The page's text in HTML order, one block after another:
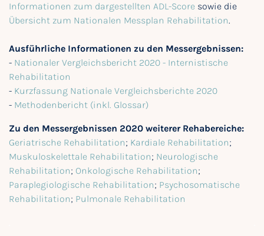
Informationen zum dargestellten ADL-Score sowie die
Übersicht zum Nationalen Messplan Rehabilitation.
Ausführliche Informationen zu den Messergebnissen:
- Nationaler Vergleichsbericht 2020 - Internistische
Rehabilitation
- Kurzfassung Nationale Vergleichsberichte 2020
- Methodenbericht (inkl. Glossar)
Zu den Messergebnissen 2020 weiterer Rehabereiche:
Geriatrische Rehabilitation; Kardiale Rehabilitation;
Muskuloskelettale Rehabilitation; Neurologische
Rehabilitation; Onkologische Rehabilitation;
Paraplegiologische Rehabilitation; Psychosomatische
Rehabilitation; Pulmonale Rehabilitation